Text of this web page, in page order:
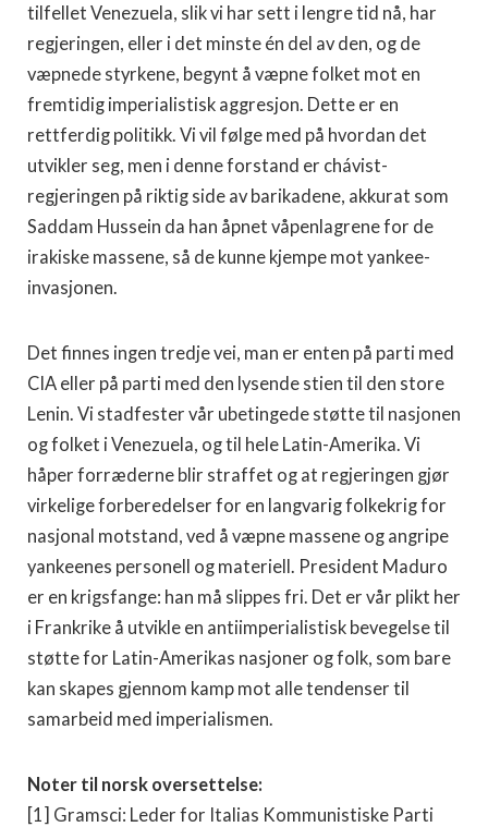
tilfellet Venezuela, slik vi har sett i lengre tid nå, har
regjeringen, eller i det minste én del av den, og de
væpnede styrkene, begynt å væpne folket mot en
fremtidig imperialistisk aggresjon. Dette er en
rettferdig politikk. Vi vil følge med på hvordan det
utvikler seg, men i denne forstand er chávist-
regjeringen på riktig side av barikadene, akkurat som
Saddam Hussein da han åpnet våpenlagrene for de
irakiske massene, så de kunne kjempe mot yankee-
invasjonen.
Det finnes ingen tredje vei, man er enten på parti med
CIA eller på parti med den lysende stien til den store
Lenin. Vi stadfester vår ubetingede støtte til nasjonen
og folket i Venezuela, og til hele Latin-Amerika. Vi
håper forræderne blir straffet og at regjeringen gjør
virkelige forberedelser for en langvarig folkekrig for
nasjonal motstand, ved å væpne massene og angripe
yankeenes personell og materiell. President Maduro
er en krigsfange: han må slippes fri. Det er vår plikt her
i Frankrike å utvikle en antiimperialistisk bevegelse til
støtte for Latin-Amerikas nasjoner og folk, som bare
kan skapes gjennom kamp mot alle tendenser til
samarbeid med imperialismen.
Noter til norsk oversettelse:
[1] Gramsci: Leder for Italias Kommunistiske Parti